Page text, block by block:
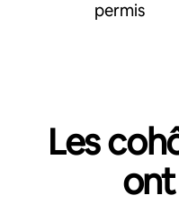
permis
Les